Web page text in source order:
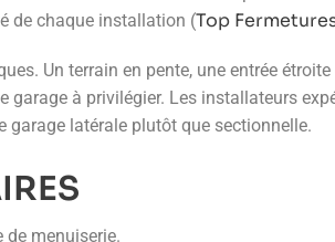
de chaque installation (Top
Un terrain en pente, une entrée étroite
à privilégier. Les installateurs
garage latérale plutôt que sectionnelle.
de menuiserie.